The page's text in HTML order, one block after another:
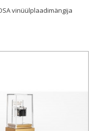
vinüülplaadimängija